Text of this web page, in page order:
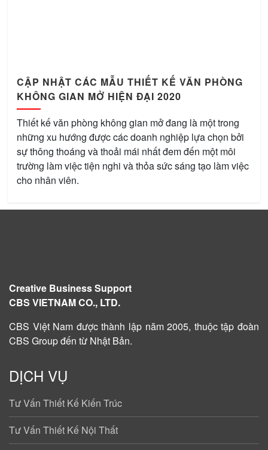
CẬP NHẬT CÁC MẪU THIẾT KẾ VĂN PHÒNG
KHÔNG GIAN MỞ HIỆN ĐẠI 2020
Thiết kế văn phòng không gian mở đang là một trong
những xu hướng được các doanh nghiệp lựa chọn bởi
sự thông thoáng và thoải mái nhất đem đến một môi
trường làm việc tiện nghi và thỏa sức sáng tạo làm việc
cho nhân viên.
Creative Business Support
CBS VIETNAM CO., LTD.
CBS Việt Nam đượcthành lập năm 2005, thuộc tập đoàn
CBS Group đến từ Nhật Bản.
DỊCH VỤ
Tư Vấn Thiết Kế Kiến Trúc
Tư Vấn Thiết Kế Nội Thất